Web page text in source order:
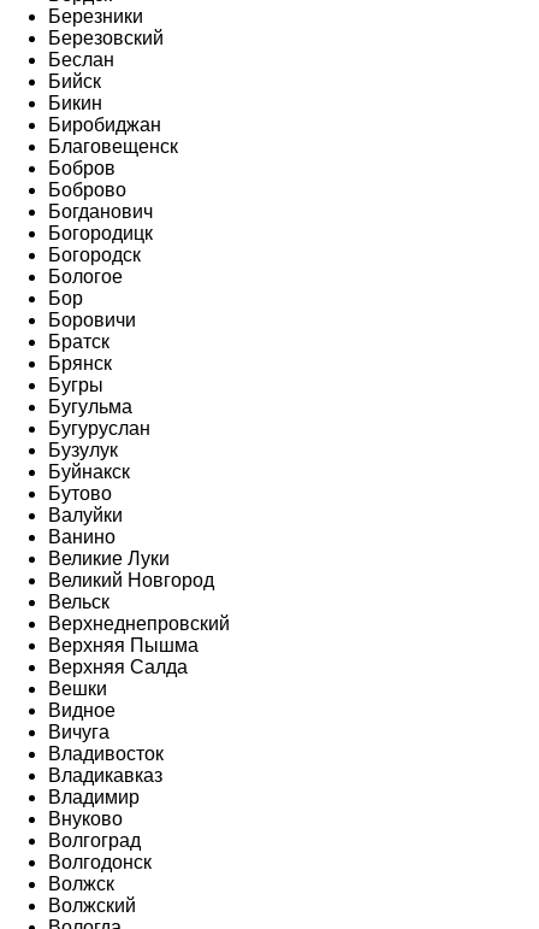
Березники
Березовский
Беслан
Бийск
Бикин
Биробиджан
Благовещенск
Бобров
Боброво
Богданович
Богородицк
Богородск
Бологое
Бор
Боровичи
Братск
Брянск
Бугры
Бугульма
Бугуруслан
Бузулук
Буйнакск
Бутово
Валуйки
Ванино
Великие Луки
Великий Новгород
Вельск
Верхнеднепровский
Верхняя Пышма
Верхняя Салда
Вешки
Видное
Вичуга
Владивосток
Владикавказ
Владимир
Внуково
Волгоград
Волгодонск
Волжск
Волжский